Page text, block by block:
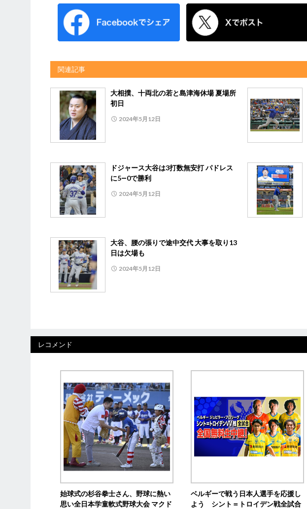
関連記事
大相撲、十両北の若と島津海休場 夏場所
初日
2024年5月12日
ドジャース大谷は3打数無安打 パドレス
に5―0で勝利
2024年5月12日
大谷、腰の張りで途中交代 大事を取り13
日は欠場も
2024年5月12日
レコメンド
始球式の杉谷拳士さん、野球に熱い
思い全日本学童軟式野球大会 マクド
ベルギーで戦う日本人選手を応援し
よう シント＝トロイデン戦全試合